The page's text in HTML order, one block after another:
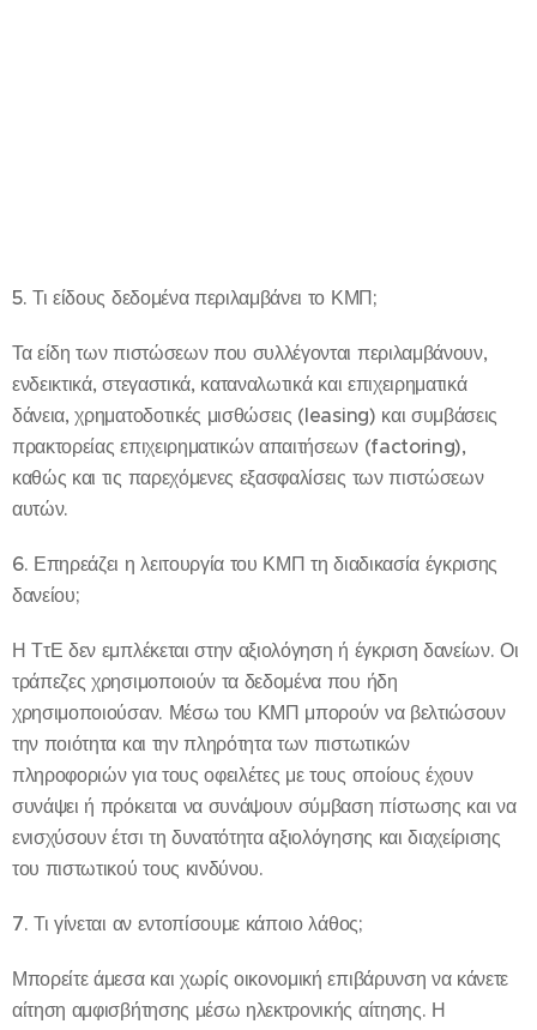
5. Τι είδους δεδομένα περιλαμβάνει το ΚΜΠ;
Τα είδη των πιστώσεων που συλλέγονται περιλαμβάνουν,
ενδεικτικά, στεγαστικά, καταναλωτικά και επιχειρηματικά
δάνεια, χρηματοδοτικές μισθώσεις (leasing) και συμβάσεις
πρακτορείας επιχειρηματικών απαιτήσεων (factoring),
καθώς και τις παρεχόμενες εξασφαλίσεις των πιστώσεων
αυτών.
6. Επηρεάζει η λειτουργία του ΚΜΠ τη διαδικασία έγκρισης
δανείου;
Η ΤτΕ δεν εμπλέκεται στην αξιολόγηση ή έγκριση δανείων. Οι
τράπεζες χρησιμοποιούν τα δεδομένα που ήδη
χρησιμοποιούσαν. Μέσω του ΚΜΠ μπορούν να βελτιώσουν
την ποιότητα και την πληρότητα των πιστωτικών
πληροφοριών για τους οφειλέτες με τους οποίους έχουν
συνάψει ή πρόκειται να συνάψουν σύμβαση πίστωσης και να
ενισχύσουν έτσι τη δυνατότητα αξιολόγησης και διαχείρισης
του πιστωτικού τους κινδύνου.
7. Τι γίνεται αν εντοπίσουμε κάποιο λάθος;
Μπορείτε άμεσα και χωρίς οικονομική επιβάρυνση να κάνετε
αίτηση αμφισβήτησης μέσω ηλεκτρονικής αίτησης. Η